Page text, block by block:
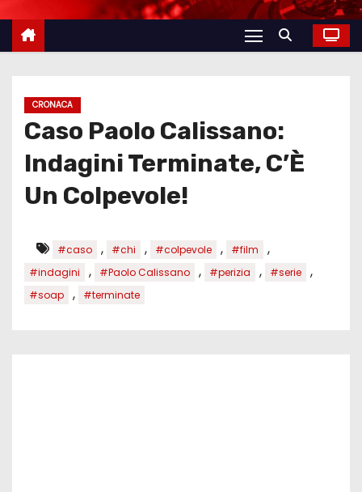
CRONACA
Caso Paolo Calissano:
Indagini Terminate, C’È
Un Colpevole!
#caso , #chi , #colpevole , #film ,
#indagini , #Paolo Calissano , #perizia , #serie ,
#soap , #terminate